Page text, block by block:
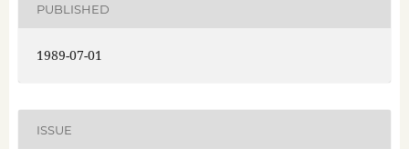
PUBLISHED
1989-07-01
ISSUE